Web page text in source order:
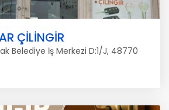
ÇİLİNGİR
Belediye İş Merkezi D:1/J, 48770